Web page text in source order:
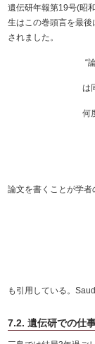
遺伝研年報第19号(昭
生はこの巻頭言を最
されました。
“論
は同
何度
論文を書くことが学
も引用している。
7.2. 遺伝研での仕